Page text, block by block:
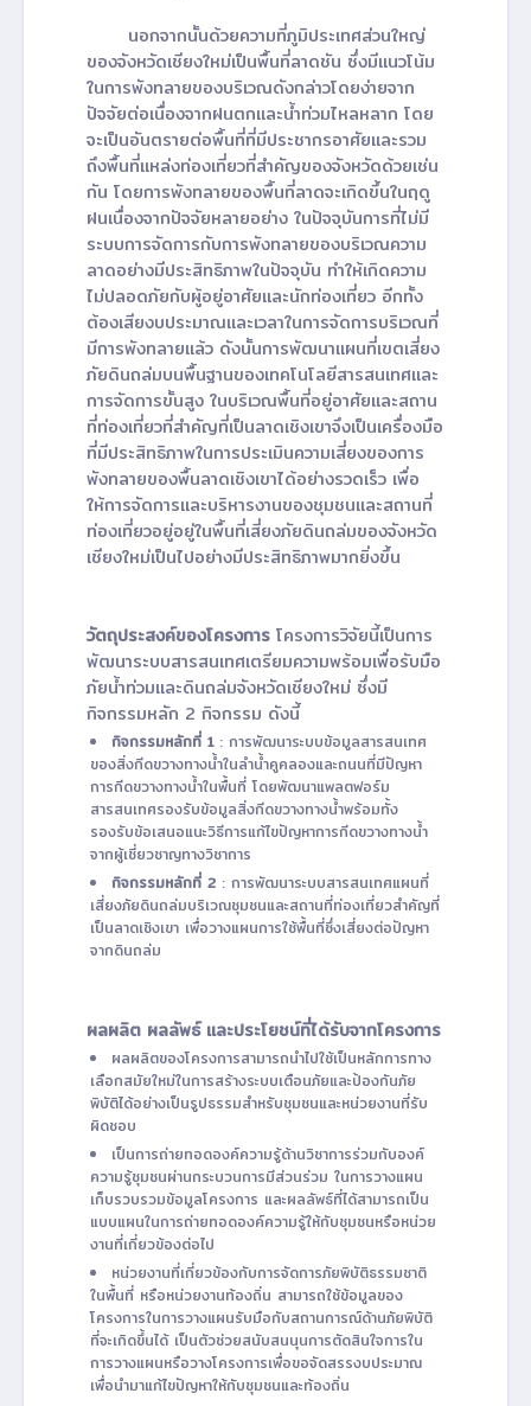
นอกจากนั้นด้วยความที่ภูมิประเทศส่วนใหญ่
ของจังหวัดเชียงใหม่เป็นพื้นที่ลาดชัน ซึ่งมีแนวโน้ม
ในการพังทลายของบริเวณดังกล่าวโดยง่ายจาก
ปัจจัยต่อเนื่องจากฝนตกและน้ำท่วมไหลหลาก โดย
จะเป็นอันตรายต่อพื้นที่ที่มีประชากรอาศัยและรวม
ถึงพื้นที่แหล่งท่องเที่ยวที่สำคัญของจังหวัดด้วยเช่น
กัน โดยการพังทลายของพื้นที่ลาดจะเกิดขึ้นในฤดู
ฝนเนื่องจากปัจจัยหลายอย่าง ในปัจจุบันการที่ไม่มี
ระบบการจัดการกับการพังทลายของบริเวณความ
ลาดอย่างมีประสิทธิภาพในปัจจุบัน ทำให้เกิดความ
ไม่ปลอดภัยกับผู้อยู่อาศัยและนักท่องเที่ยว อีกทั้ง
ต้องเสียงบประมาณและเวลาในการจัดการบริเวณที่
มีการพังทลายแล้ว ดังนั้นการพัฒนาแผนที่เขตเสี่ยง
ภัยดินถล่มบนพื้นฐานของเทคโนโลยีสารสนเทศและ
การจัดการขั้นสูง ในบริเวณพื้นที่อยู่อาศัยและสถาน
ที่ท่องเที่ยวที่สำคัญที่เป็นลาดเชิงเขาจึงเป็นเครื่องมือ
ที่มีประสิทธิภาพในการประเมินความเสี่ยงของการ
พังทลายของพื้นลาดเชิงเขาได้อย่างรวดเร็ว เพื่อ
ให้การจัดการและบริหารงานของชุมชนและสถานที่
ท่องเที่ยวอยู่อยู่ในพื้นที่เสี่ยงภัยดินถล่มของจังหวัด
เชียงใหม่เป็นไปอย่างมีประสิทธิภาพมากยิ่งขึ้น
วัตถุประสงค์ของโครงการ โครงการวิจัยนี้เป็นการ
พัฒนาระบบสารสนเทศเตรียมความพร้อมเพื่อรับมือ
ภัยน้ำท่วมและดินถล่มจังหวัดเชียงใหม่ ซึ่งมี
กิจกรรมหลัก 2 กิจกรรม ดังนี้
กิจกรรมหลักที่ 1: การพัฒนาระบบข้อมูลสารสนเทศ
ของสิ่งกีดขวางทางน้ำในลำน้ำคูคลองและถนนที่มีปัญหา
การกีดขวางทางน้ำในพื้นที่ โดยพัฒนาแพลตฟอร์ม
สารสนเทศรองรับข้อมูลสิ่งกีดขวางทางน้ำพร้อมทั้ง
รองรับข้อเสนอแนะวิธีการแก้ไขปัญหาการกีดขวางทางน้ำ
จากผู้เชี่ยวชาญทางวิชาการ
กิจกรรมหลักที่ 2 : การพัฒนาระบบสารสนเทศแผนที่
เสี่ยงภัยดินถล่มบริเวณชุมชนและสถานที่ท่องเที่ยวสำคัญที่
เป็นลาดเชิงเขา เพื่อวางแผนการใช้พื้นที่ซึ่งเสี่ยงต่อปัญหา
จากดินถล่ม
ผลผลิต ผลลัพธ์ และประโยชน์ที่ได้รับจากโครงการ
ผลผลิตของโครงการสามารถนำไปใช้เป็นหลักการทาง
เลือกสมัยใหม่ในการสร้างระบบเตือนภัยและป้องกันภัย
พิบัติได้อย่างเป็นรูปธรรมสำหรับชุมชนและหน่วยงานที่รับ
ผิดชอบ
เป็นการถ่ายทอดองค์ความรู้ด้านวิชาการร่วมกับองค์
ความรู้ชุมชนผ่านกระบวนการมีส่วนร่วม ในการวางแผน
เก็บรวบรวมข้อมูลโครงการ และผลลัพธ์ที่ได้สามารถเป็น
แบบแผนในการถ่ายทอดองค์ความรู้ให้กับชุมชนหรือหน่วย
งานที่เกี่ยวข้องต่อไป
หน่วยงานที่เกี่ยวข้องกับการจัดการภัยพิบัติธรรมชาติ
ในพื้นที่ หรือหน่วยงานท้องถิ่น สามารถใช้ข้อมูลของ
โครงการในการวางแผนรับมือกับสถานการณ์ด้านภัยพิบัติ
ที่จะเกิดขึ้นได้ เป็นตัวช่วยสนับสนนุนการตัดสินใจการใน
การวางแผนหรือวางโครงการเพื่อขอจัดสรรงบประมาณ
เพื่อนำมาแก้ไขปัญหาให้กับชุมชนและท้องถิ่น